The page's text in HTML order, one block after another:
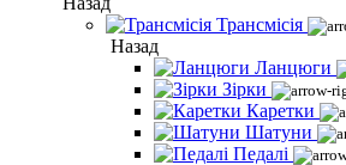
Трансмісія
Назад
Ланцюги
Зірки
Каретки
Шатуни
Педалі